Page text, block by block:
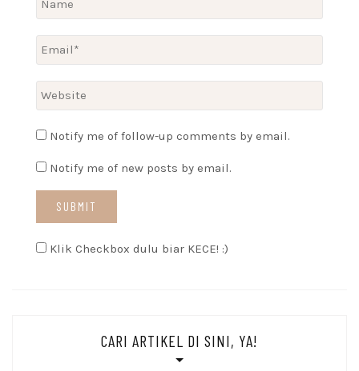
Notify me of follow-up comments by email.
Notify me of new posts by email.
Klik Checkbox dulu biar KECE! :)
CARI ARTIKEL DI SINI, YA!